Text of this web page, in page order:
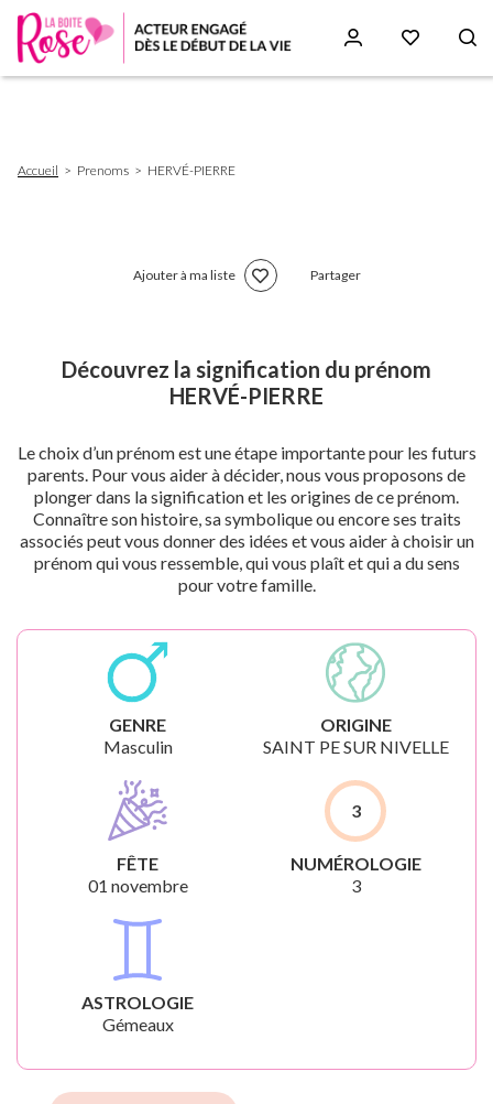
d'Ariane
Accueil Prenoms HERVÉ-PIERRE
Ajouter à ma liste Partager
Découvrez la signification du prénom
HERVÉ-PIERRE
Le choix d’un prénom est une étape importante pour les futurs
parents. Pour vous aider à décider, nous vous proposons de
plonger dans la signification et les origines de ce prénom.
Connaître son histoire, sa symbolique ou encore ses traits
associés peut vous donner des idées et vous aider à choisir un
prénom qui vous ressemble, qui vous plaît et qui a du sens
pour votre famille.
GENRE
Masculin
ORIGINE
SAINT PE SUR NIVELLE
FÊTE
01 novembre
3
NUMÉROLOGIE
3
ASTROLOGIE
Gémeaux